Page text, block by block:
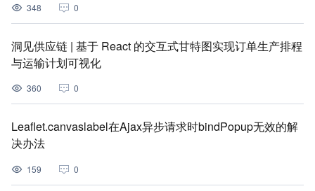
348 0
洞见供应链 | 基于 React 的交互式甘特图实现订单生产排程
与运输计划可视化
360 0
Leaflet.canvaslabel在Ajax异步请求时bindPopup无效的解
决办法
159 0